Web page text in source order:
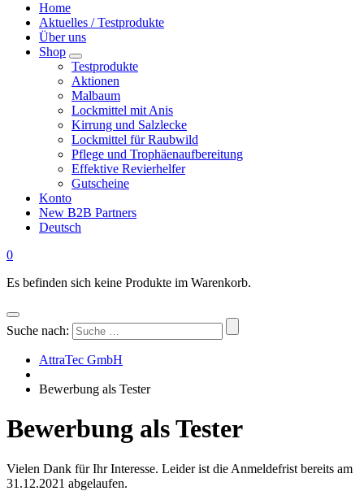
Home
Aktuelles / Testprodukte
Über uns
Shop
Testprodukte
Aktionen
Malbaum
Lockmittel mit Anis
Kirrung und Salzlecke
Lockmittel für Raubwild
Pflege und Trophäenaufbereitung
Effektive Revierhelfer
Gutscheine
Konto
New B2B Partners
Deutsch
0
Es befinden sich keine Produkte im Warenkorb.
Suche nach:
AttraTec GmbH
Bewerbung als Tester
Bewerbung als Tester
Vielen Dank für Ihr Interesse. Leider ist die Anmeldefrist bereits am
31.12.2021 abgelaufen.